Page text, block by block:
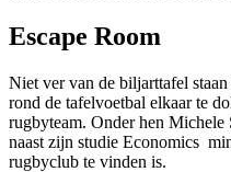
Escape Room
Niet ver van de biljarttafel
rond de tafelvoetbal elkaar te
rugbyteam. Onder hen
naast zijn studie Economics
rugbyclub te vinden is.